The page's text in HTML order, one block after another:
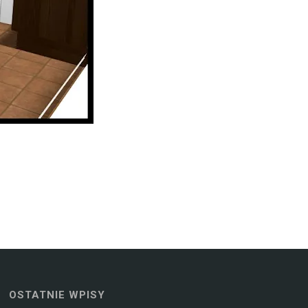
OSTATNIE WPISY